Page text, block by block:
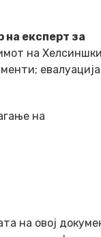
на експерт за
на
на
на овој